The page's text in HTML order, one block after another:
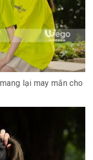
lại may mắn cho